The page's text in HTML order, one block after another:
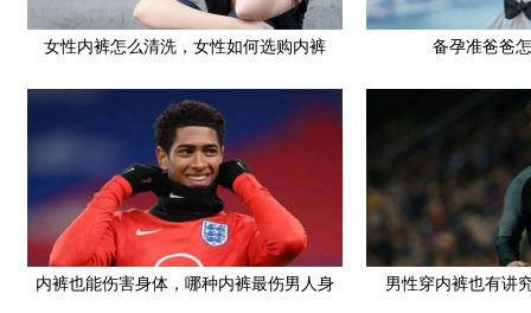
女性内裤怎么清洗，女性如何选购内裤 备孕准爸爸
内裤也能伤害身体，哪种内裤最伤男人身 男性穿内裤也有讲